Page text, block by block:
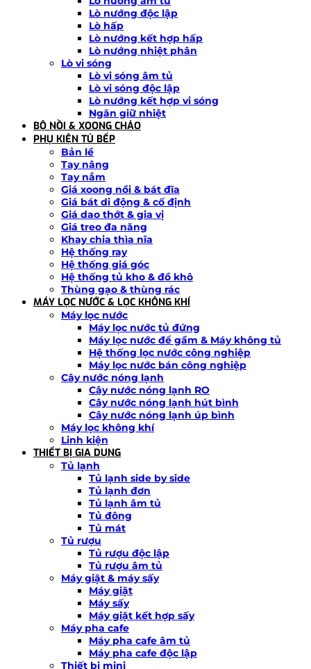
Lò nướng độc lập
Lò hấp
Lò nướng kết hợp hấp
Lò nướng nhiệt phân
Lò vi sóng
Lò vi sóng âm tủ
Lò vi sóng độc lập
Lò nướng kết hợp vi sóng
Ngăn giữ nhiệt
BỘ NỒI & XOONG CHẢO
PHỤ KIỆN TỦ BẾP
Bản lề
Tay nâng
Tay nắm
Giá xoong nồi & bát đĩa
Giá bát di động & cố định
Giá dao thớt & gia vị
Giá treo đa năng
Khay chia thìa nĩa
Hệ thống ray
Hệ thống giá góc
Hệ thống tủ kho & đồ khô
Thùng gạo & thùng rác
MÁY LỌC NƯỚC & LỌC KHÔNG KHÍ
Máy lọc nước
Máy lọc nước tủ đứng
Máy lọc nước để gầm & Máy không tủ
Hệ thống lọc nước công nghiệp
Máy lọc nước bán công nghiệp
Cây nước nóng lạnh
Cây nước nóng lạnh RO
Cây nước nóng lạnh hút bình
Cây nước nóng lạnh úp bình
Máy lọc không khí
Linh kiện
THIẾT BỊ GIA DỤNG
Tủ lạnh
Tủ lạnh side by side
Tủ lạnh đơn
Tủ lạnh âm tủ
Tủ đông
Tủ mát
Tủ rượu
Tủ rượu độc lập
Tủ rượu âm tủ
Máy giặt & máy sấy
Máy giặt
Máy sấy
Máy giặt kết hợp sấy
Máy pha cafe
Máy pha cafe âm tủ
Máy pha cafe độc lập
Thiết bị mini